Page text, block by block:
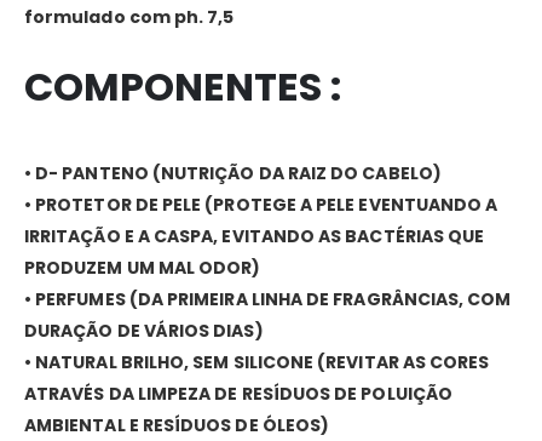
formulado com ph. 7,5
COMPONENTES :
• D- PANTENO (NUTRIÇÃO DA RAIZ DO CABELO)
• PROTETOR DE PELE (PROTEGE A PELE EVENTUANDO A
IRRITAÇÃO E A CASPA, EVITANDO AS BACTÉRIAS QUE
PRODUZEM UM MAL ODOR)
• PERFUMES (DA PRIMEIRA LINHA DE FRAGRÂNCIAS, COM
DURAÇÃO DE VÁRIOS DIAS)
• NATURAL BRILHO, SEM SILICONE (REVITAR AS CORES
ATRAVÉS DA LIMPEZA DE RESÍDUOS DE POLUIÇÃO
AMBIENTAL E RESÍDUOS DE ÓLEOS)